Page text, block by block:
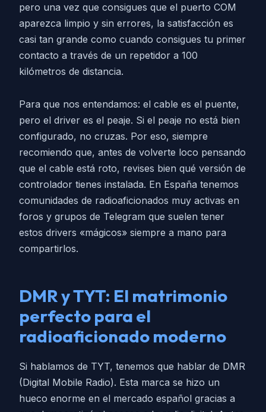
pero una vez que consigues que el puerto COM
aparezca limpio y sin errores, la satisfacción es
casi tan grande como cuando consigues tu primer
contacto a través de un repetidor a 100
kilómetros de distancia.
Para que nos entendamos: el cable es el puente,
pero el driver es el peaje. Si el peaje no está bien
configurado, no cruzas. Por eso, siempre
recomiendo que, antes de volverte loco pensando
que el cable está roto, revises bien qué versión de
controlador tienes instalada. En España tenemos
comunidades de radioaficionados muy activas en
foros y grupos de Telegram que suelen tener
estos drivers «mágicos» siempre a mano para
compartirlos.
DMR y TYT: El matrimonio
perfecto para el
radioaficionado moderno
Si hablamos de TYT, tenemos que hablar de DMR
(Digital Mobile Radio). Esta marca se hizo un
hueco enorme en el mercado español gracias a